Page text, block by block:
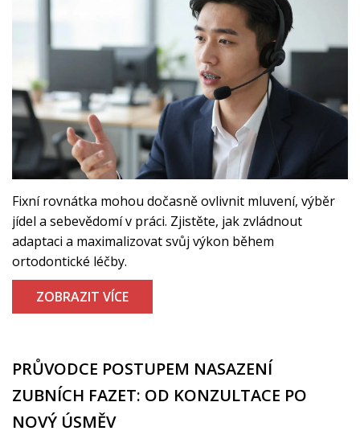
Fixní rovnátka mohou dočasně ovlivnit mluvení, výběr
jídel a sebevědomí v práci. Zjistěte, jak zvládnout
adaptaci a maximalizovat svůj výkon během
ortodontické léčby.
ZOBRAZIT VÍCE
PRŮVODCE POSTUPEM NASAZENÍ
ZUBNÍCH FAZET: OD KONZULTACE PO
NOVÝ ÚSMĚV